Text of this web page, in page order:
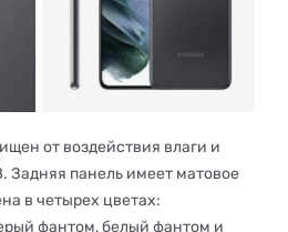
от воздействия влаги и
Задняя панель имеет матовое
в четырех цветах:
фантом, белый фантом и